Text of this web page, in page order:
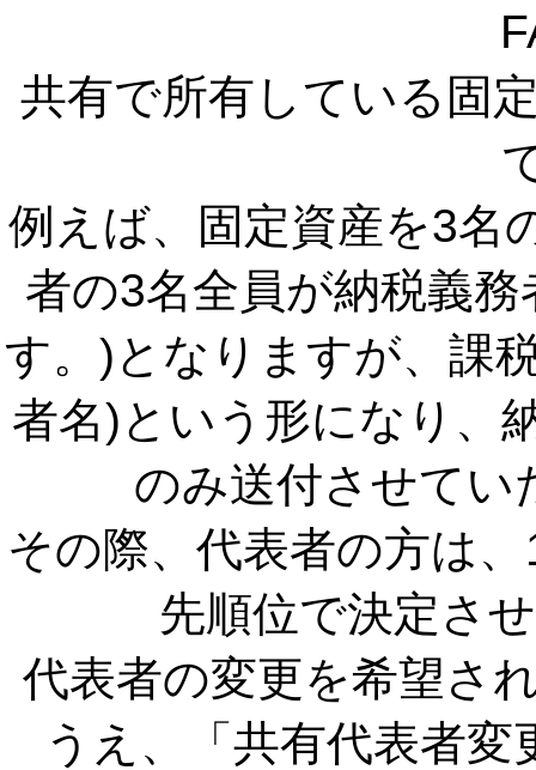
共有で所有している固
例えば、固定資産を3名
者の3名全員が納税義
す。)となりますが、課
者名)という形になり、
のみ送付させてい
その際、代表者の方は
先順位で決定さ
代表者の変更を希望さ
うえ、「共有代表者